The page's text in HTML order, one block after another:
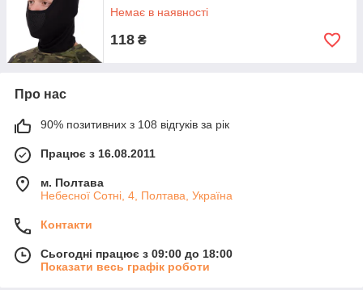
Немає в наявності
118 ₴
Про нас
90% позитивних з 108 відгуків за рік
Працює з 16.08.2011
м. Полтава
Небесної Сотні, 4, Полтава, Україна
Контакти
Сьогодні працює з 09:00 до 18:00
Показати весь графік роботи